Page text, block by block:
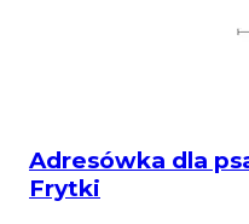
Adresówka dla
Frytki